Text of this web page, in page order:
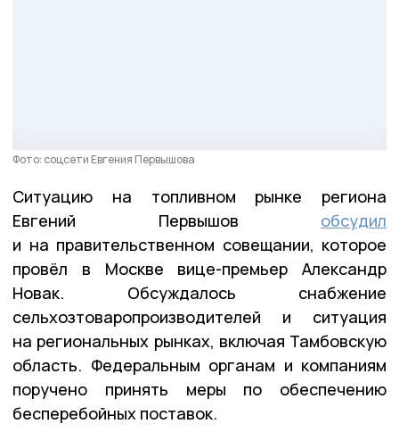
Фото: соцсети Евгения Первышова
Ситуацию на топливном рынке региона
Евгений Первышов обсудил
и на правительственном совещании, которое
провёл в Москве вице-премьер Александр
Новак. Обсуждалось снабжение
сельхозтоваропроизводителей и ситуация
на региональных рынках, включая Тамбовскую
область. Федеральным органам и компаниям
поручено принять меры по обеспечению
бесперебойных поставок.